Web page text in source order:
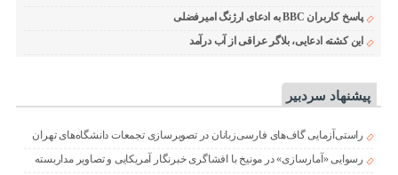
پاسخ کاربران BBC به ادعای ارژنگ امیرفضلی
این کشته ادعایی، بلاگر عراقی از آب درآمد
پیشنهاد سردبیر
راستی‌آزمایی گاف‌های فارسی‌زبانان در تصویرسازی تجمعات دانشگاه‌های تهران
رسوایی «آمارسازی» در مونیخ با افشاگری خبرنگار آمریکایی و تصاویر مداربسته